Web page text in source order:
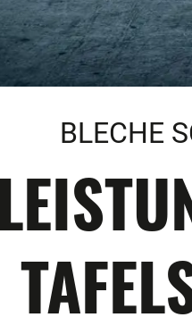
BLECHE